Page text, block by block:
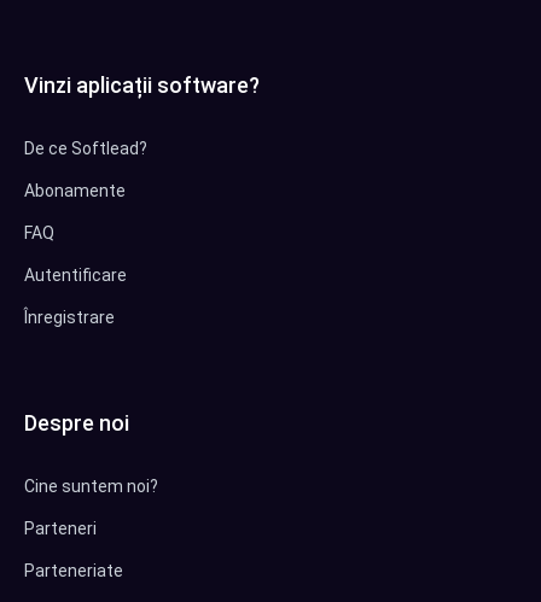
Vinzi aplicații software?
De ce Softlead?
Abonamente
FAQ
Autentificare
Înregistrare
Despre noi
Cine suntem noi?
Parteneri
Parteneriate